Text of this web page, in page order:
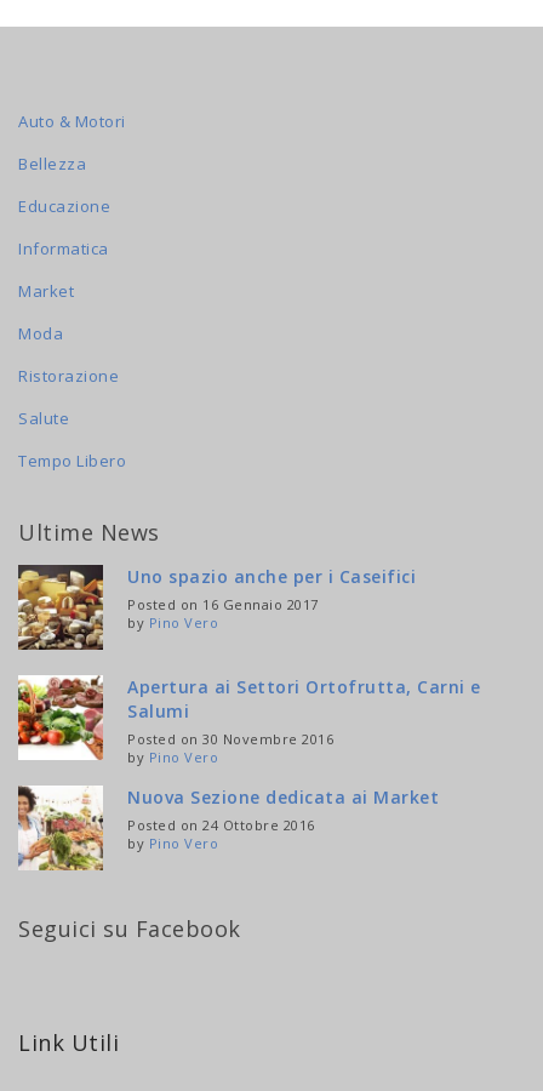
Auto & Motori
Bellezza
Educazione
Informatica
Market
Moda
Ristorazione
Salute
Tempo Libero
Ultime News
Uno spazio anche per i Caseifici
Posted on 16 Gennaio 2017
by Pino Vero
Apertura ai Settori Ortofrutta, Carni e
Salumi
Posted on 30 Novembre 2016
by Pino Vero
Nuova Sezione dedicata ai Market
Posted on 24 Ottobre 2016
by Pino Vero
Seguici su Facebook
Link Utili